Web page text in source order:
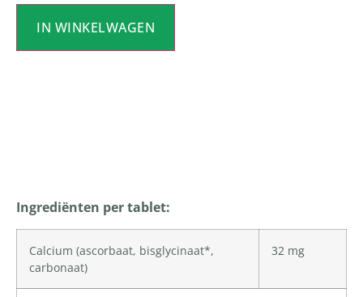
IN WINKELWAGEN
Ingrediënten per tablet:
Calcium (ascorbaat, bisglycinaat*,
carbonaat)
32 mg